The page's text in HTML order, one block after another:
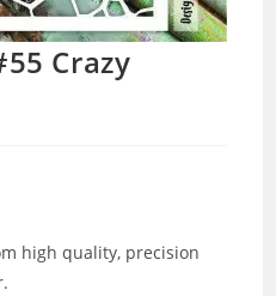
Crazy
high quality, precision